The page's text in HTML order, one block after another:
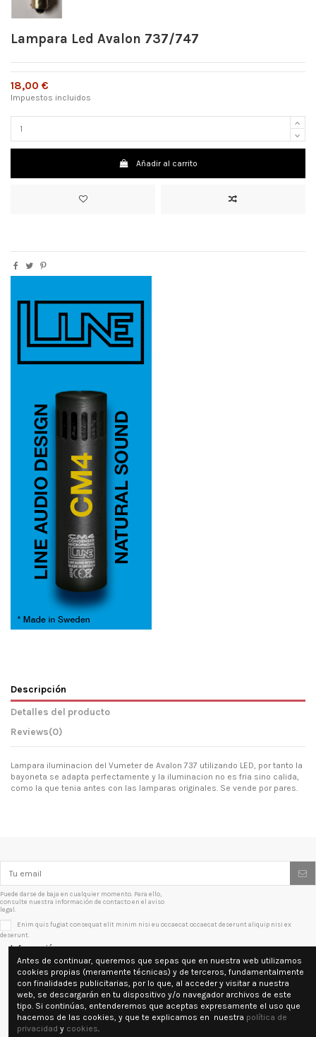
Lampara Led Avalon 737/747
18,00 €
Impuestos incluidos
Añadir al carrito
Descripción
Detalles del producto
Reviews(0)
Lampara iluminacion del Vumeter de Avalon 737 utilizando LED, por tanto la
bayoneta se adapta perfectamente y la iluminacion no es fria sino calida,
como la que tenia antes con las lamparas originales. Se vende por pares.
Puede darse de baja en cualquier momento. Para ello,
consulte nuestra información de contacto en el aviso
legal.
Enim quis fugiat consequat elit minim nisi eu occaecat occaecat deserunt aliquip nisi ex
deserunt.
Información
Contacto
Síguenos
Antes de continuar, queremos que sepas que en nuestra web utilizamos
cookies propias (meramente técnicas) y de terceros, fundamentalmente
con finalidades publicitarias, por lo que, al acceder y visitar a nuestra
web, se descargarán en tu dispositivo y/o navegador archivos de este
tipo. Si continúas, entenderemos que aceptas expresamente el uso que
hacemos de las cookies, y que te explicamos en ​ nuestra política de
privacidad y cookies.